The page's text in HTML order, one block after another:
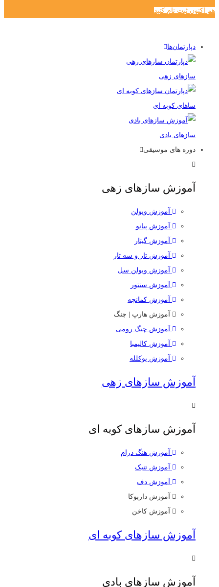
هم اکنون ثبت نام کنید
دپارتمان‌ها
سازهای زهی
ساهای کوبه ای
سازهای بادی
دوره های موسیقی
آموزش سازهای زهی
آموزش ویولن
آموزش پیانو
آموزش گیتار
آموزش تار و سه تار
آموزش ویولن سل
آموزش سنتور
آموزش کمانچه
آموزش هارپ | چنگ
آموزش چنگ رومی
آموزش کالیمبا
آموزش یوکلله
آموزش سازهای زهی
آموزش سازهای کوبه ای
آموزش هنگ درام
آموزش تنبک
آموزش دف
آموزش داربوکا
آموزش کاخن
آموزش سازهای کوبه ای
آموزش سازهای بادی